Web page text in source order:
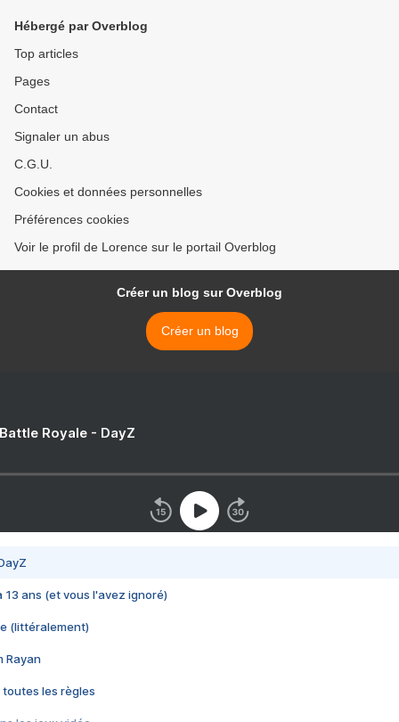
Hébergé par Overblog
Top articles
Pages
Contact
Signaler un abus
C.G.U.
Cookies et données personnelles
Préférences cookies
Voir le profil de Lorence sur le portail Overblog
Créer un blog sur Overblog
Créer un blog
Royale - DayZ
13 ans (et vous l'avez ignoré)
(littéralement)
Rayan
toutes les règles